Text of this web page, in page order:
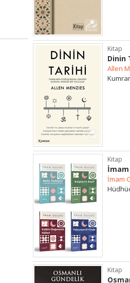
Kitap
Dinin
Allen
Kitap
İmam
Kitap